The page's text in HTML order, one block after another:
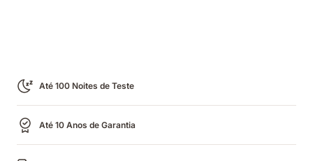
Até 100 Noites de Teste
Até 10 Anos de Garantia